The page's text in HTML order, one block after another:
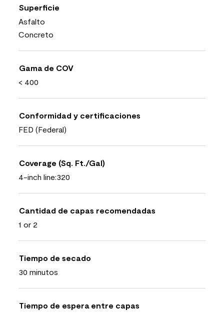
Superficie
Asfalto
Concreto
Gama de COV
< 400
Conformidad y certificaciones
FED (Federal)
Coverage (Sq. Ft./Gal)
4-inch line:320
Cantidad de capas recomendadas
1 or 2
Tiempo de secado
30 minutos
Tiempo de espera entre capas